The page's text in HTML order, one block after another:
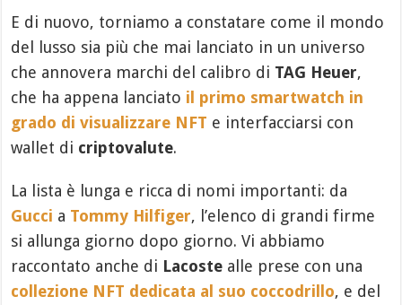
E di nuovo, torniamo a constatare come il mondo
del lusso sia più che mai lanciato in un universo
che annovera marchi del calibro di TAG Heuer,
che ha appena lanciato il primo smartwatch in
grado di visualizzare NFT e interfacciarsi con
wallet di criptovalute.
La lista è lunga e ricca di nomi importanti: da
Gucci a Tommy Hilfiger, l’elenco di grandi firme
si allunga giorno dopo giorno. Vi abbiamo
raccontato anche di Lacoste alle prese con una
collezione NFT dedicata al suo coccodrillo, e del